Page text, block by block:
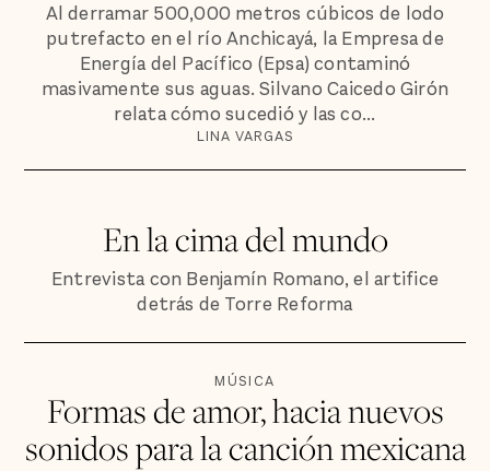
Al derramar 500,000 metros cúbicos de lodo
putrefacto en el río Anchicayá, la Empresa de
Energía del Pacífico (Epsa) contaminó
masivamente sus aguas. Silvano Caicedo Girón
relata cómo sucedió y las co...
LINA VARGAS
En la cima del mundo
Entrevista con Benjamín Romano, el artifice
detrás de Torre Reforma
MÚSICA
Formas de amor, hacia nuevos
sonidos para la canción mexicana